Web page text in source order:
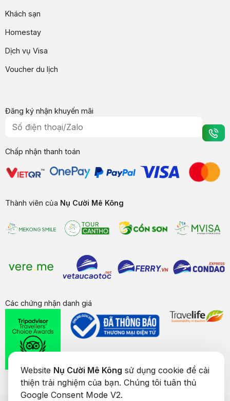
Website Nụ Cười Mê Kông sử dụng cookie để cải
thiện trải nghiệm của bạn. Chúng tôi tuân thủ
Google Consent Mode V2.
Khách sạn
Homestay
Dịch vụ Visa
Voucher du lịch
Đăng ký nhận khuyến mãi
Chấp nhận thanh toán
Thành viên của Nụ Cười Mê Kông
Các chứng nhận danh giá